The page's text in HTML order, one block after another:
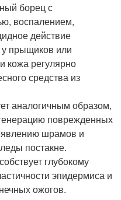
борец с
воспалением,
действие
прыщиков или
кожа регулярно
средства из
аналогичным образом,
поврежденных
шрамов и
постакне.
глубокому
эпидермиса и
ожогов.